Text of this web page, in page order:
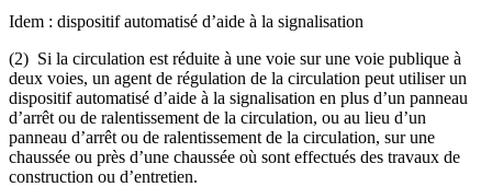
Idem : dispositif automatisé d’aide à la signalisation
(2) Si la circulation est réduite à une voie sur une voie publique à
deux voies, un agent de régulation de la circulation peut utiliser un
dispositif automatisé d’aide à la signalisation en plus d’un panneau
d’arrêt ou de ralentissement de la circulation, ou au lieu d’un
panneau d’arrêt ou de ralentissement de la circulation, sur une
chaussée ou près d’une chaussée où sont effectués des travaux de
construction ou d’entretien.